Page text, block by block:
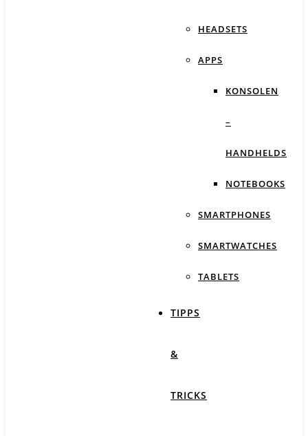
HEADSETS
APPS
KONSOLEN
–
HANDHELDS
NOTEBOOKS
SMARTPHONES
SMARTWATCHES
TABLETS
TIPPS
&
TRICKS